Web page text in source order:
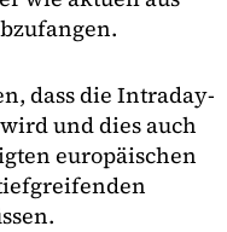
dass die Intraday-
und dies auch
europäischen